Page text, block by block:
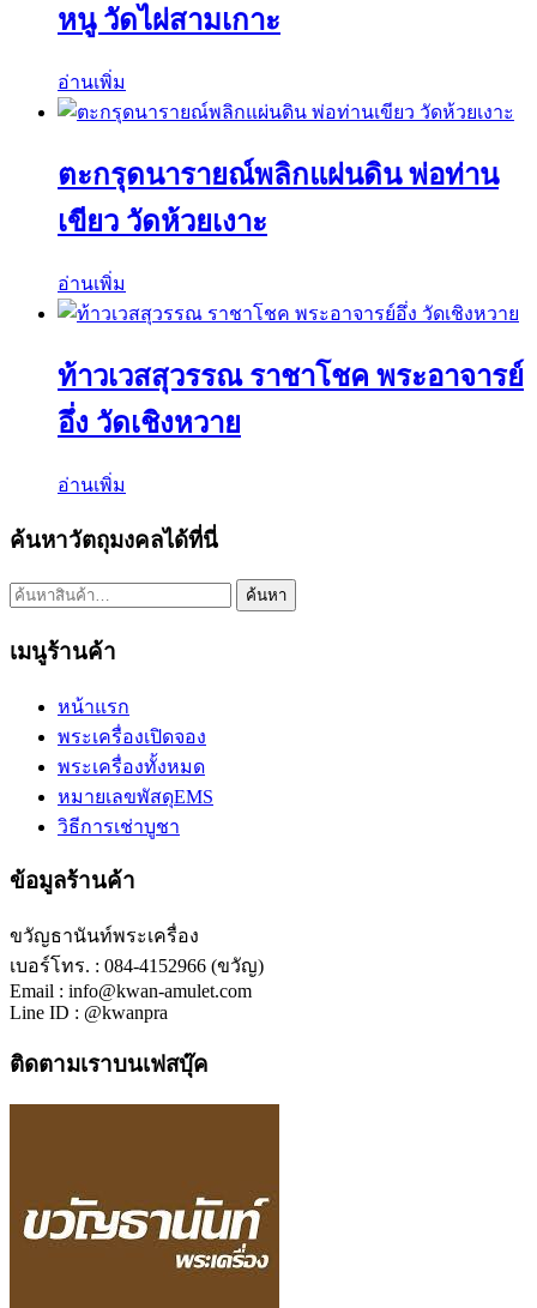
หนู วัดไผ่สามเกาะ
อ่านเพิ่ม
ตะกรุดนารายณ์พลิกแผ่นดิน พ่อท่าน
เขียว วัดห้วยเงาะ
อ่านเพิ่ม
ท้าวเวสสุวรรณ ราชาโชค พระอาจารย์
อึ่ง วัดเชิงหวาย
อ่านเพิ่ม
ค้นหาวัตถุมงคลได้ที่นี่
ค้นหา: ค้นหา
เมนูร้านค้า
หน้าแรก
พระเครื่องเปิดจอง
พระเครื่องทั้งหมด
หมายเลขพัสดุEMS
วิธีการเช่าบูชา
ข้อมูลร้านค้า
ขวัญธานันท์พระเครื่อง
เบอร์โทร. : 084-4152966 (ขวัญ)
Email : info@kwan-amulet.com
Line ID : @kwanpra
ติดตามเราบนเฟสบุ๊ค